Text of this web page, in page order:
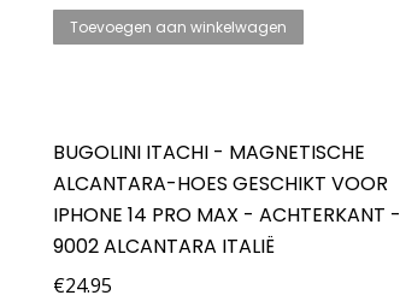
Toevoegen aan winkelwagen
BUGOLINI ITACHI - MAGNETISCHE
ALCANTARA-HOES GESCHIKT VOOR
IPHONE 14 PRO MAX - ACHTERKANT -
9002 ALCANTARA ITALIË
€24.95